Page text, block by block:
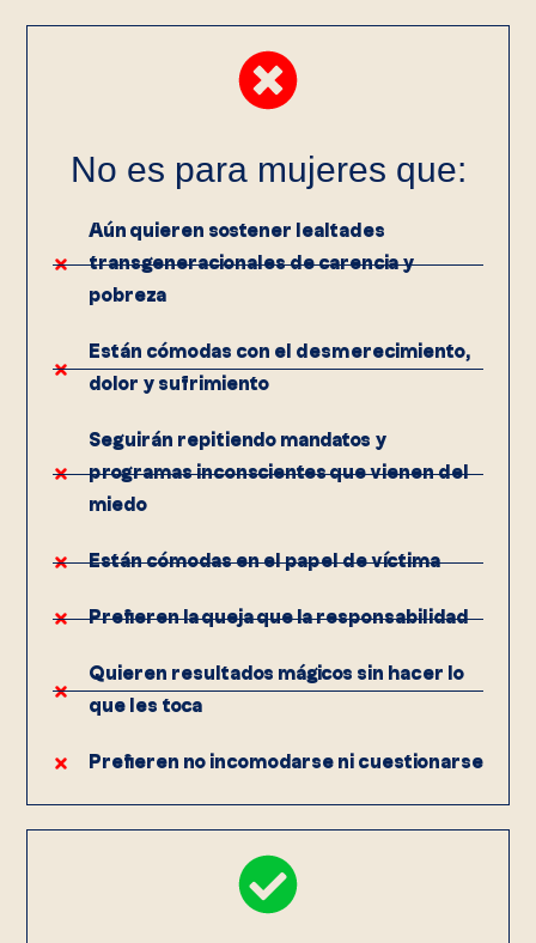
No es para mujeres que:
Aún quieren sostener lealtades
transgeneracionales de carencia y
pobreza
Están cómodas con el desmerecimiento,
dolor y sufrimiento
Seguirán repitiendo mandatos y
programas inconscientes que vienen del
miedo
Están cómodas en el papel de víctima
Prefieren la queja que la responsabilidad
Quieren resultados mágicos sin hacer lo
que les toca
Prefieren no incomodarse ni cuestionarse